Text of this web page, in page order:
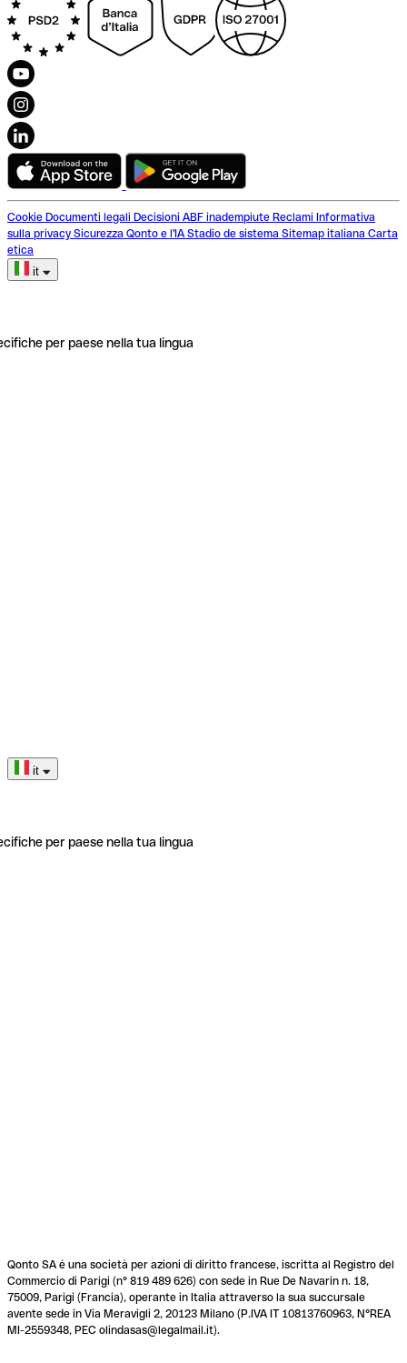
Cookie Documenti legali Decisioni ABF inadempiute Reclami Informativa
sulla privacy Sicurezza Qonto e l'IA Stadio de sistema Sitemap italiana Carta
etica
it
per paese nella tua lingua
it
per paese nella tua lingua
Qonto SA é una società per azioni di diritto francese, iscritta al Registro del
Commercio di Parigi (n° 819 489 626) con sede in Rue De Navarin n. 18,
75009, Parigi (Francia), operante in Italia attraverso la sua succursale
avente sede in Via Meravigli 2, 20123 Milano (P.IVA IT 10813760963, N°REA
MI-2559348, PEC olindasas@legalmail.it).